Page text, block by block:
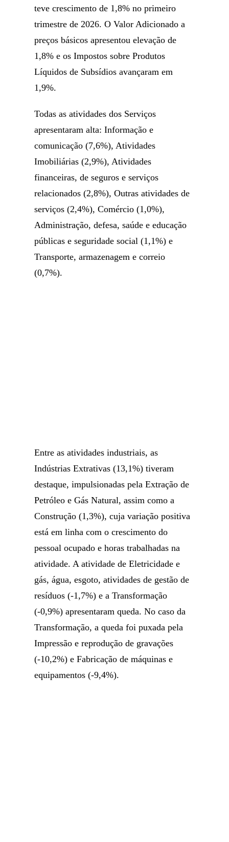
teve crescimento de 1,8% no primeiro
trimestre de 2026. O Valor Adicionado a
preços básicos apresentou elevação de
1,8% e os Impostos sobre Produtos
Líquidos de Subsídios avançaram em
1,9%.
Todas as atividades dos Serviços
apresentaram alta: Informação e
comunicação (7,6%), Atividades
Imobiliárias (2,9%), Atividades
financeiras, de seguros e serviços
relacionados (2,8%), Outras atividades de
serviços (2,4%), Comércio (1,0%),
Administração, defesa, saúde e educação
públicas e seguridade social (1,1%) e
Transporte, armazenagem e correio
(0,7%).
Entre as atividades industriais, as
Indústrias Extrativas (13,1%) tiveram
destaque, impulsionadas pela Extração de
Petróleo e Gás Natural, assim como a
Construção (1,3%), cuja variação positiva
está em linha com o crescimento do
pessoal ocupado e horas trabalhadas na
atividade. A atividade de Eletricidade e
gás, água, esgoto, atividades de gestão de
resíduos (-1,7%) e a Transformação
(-0,9%) apresentaram queda. No caso da
Transformação, a queda foi puxada pela
Impressão e reprodução de gravações
(-10,2%) e Fabricação de máquinas e
equipamentos (-9,4%).